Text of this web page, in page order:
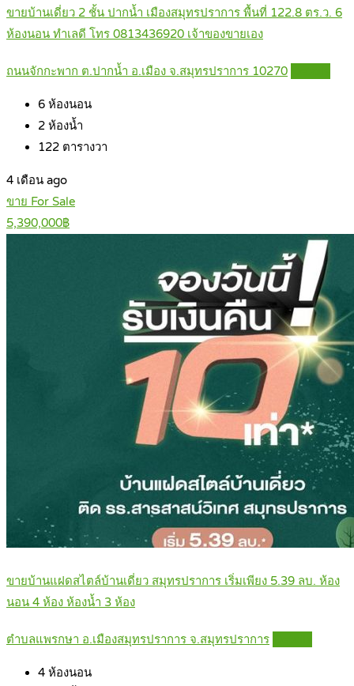
ขายบ้านเดี่ยว 2 ชั้น ปากน้ำ เมืองสมุทรปราการ พื้นที่ 122.8 ตร.ว. 6
ห้องนอน ทำเลดี โทร 0813436920 เจ้าของขายเอง
ถนนจักกะพาก ต.ปากน้ำ อ.เมือง จ.สมุทรปราการ 10270
6 ห้องนอน
2 ห้องน้ำ
122 ตารางวา
4 เดือน ago
ขาย For Sale
5,390,000฿
ขายบ้านแฝดสไตล์บ้านเดี่ยว สมุทรปราการ เริ่มเพียง 5.39 ลบ. ห้อง
นอน 4 ห้อง ห้องน้ำ 3 ห้อง
ตำบลแพรกษา อ.เมืองสมุทรปราการ จ.สมุทรปราการ
4 ห้องนอน